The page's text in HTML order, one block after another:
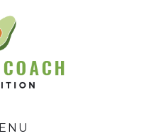
N